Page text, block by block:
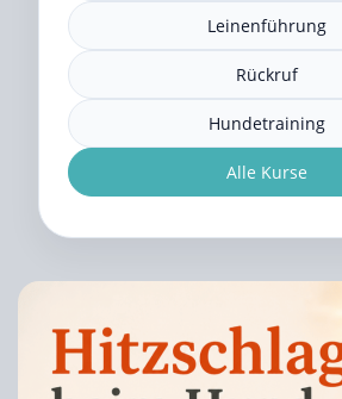
Leinenführung
Rückruf
Hundetraining
Alle Kurse